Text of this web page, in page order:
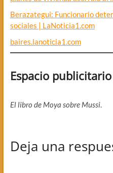
Berazategui: Funcionario
sociales | LaNoticia1.com
baires.lanoticia1.com
Espacio publicitario
El libro de Moya sobre Mussi.
Deja una